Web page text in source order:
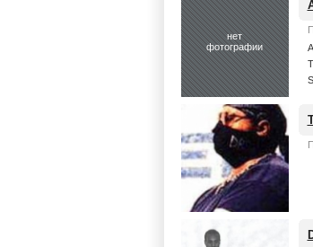
нет
фотографии